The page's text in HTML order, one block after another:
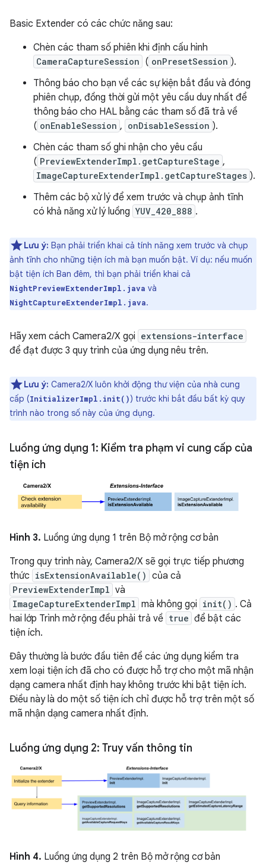
Basic Extender có các chức năng sau:
Chèn các tham số phiên khi định cấu hình
CameraCaptureSession ( onPresetSession ).
Thông báo cho bạn về các sự kiện bắt đầu và đóng
phiên chụp, đồng thời gửi một yêu cầu duy nhất để
thông báo cho HAL bằng các tham số đã trả về
( onEnableSession , onDisableSession ).
Chèn các tham số ghi nhận cho yêu cầu
( PreviewExtenderImpl.getCaptureStage ,
ImageCaptureExtenderImpl.getCaptureStages ).
Thêm các bộ xử lý để xem trước và chụp ảnh tĩnh
có khả năng xử lý luồng YUV_420_888 .
Lưu ý: Bạn phải triển khai cả tính năng xem trước và chụp
ảnh tĩnh cho những tiện ích mà bạn muốn bật. Ví dụ: nếu muốn
bật tiện ích Ban đêm, thì bạn phải triển khai cả
NightPreviewExtenderImpl.java và
NightCaptureExtenderImpl.java.
Hãy xem cách Camera2/X gọi extensions-interface
để đạt được 3 quy trình của ứng dụng nêu trên.
Lưu ý: Camera2/X luôn khởi động thư viện của nhà cung
cấp (InitializerImpl.init()) trước khi bắt đầu bất kỳ quy
trình nào trong số này của ứng dụng.
Luồng ứng dụng 1: Kiểm tra phạm vi cung cấp của
tiện ích
Hình 3. Luồng ứng dụng 1 trên Bộ mở rộng cơ bản
Trong quy trình này, Camera2/X sẽ gọi trực tiếp phương
thức isExtensionAvailable() của cả
PreviewExtenderImpl và
ImageCaptureExtenderImpl mà không gọi init() . Cả
hai lớp Trình mở rộng đều phải trả về true để bật các
tiện ích.
Đây thường là bước đầu tiên để các ứng dụng kiểm tra
xem loại tiện ích đã cho có được hỗ trợ cho một mã nhận
dạng camera nhất định hay không trước khi bật tiện ích.
Điều này là do một số tiện ích chỉ được hỗ trợ trên một số
mã nhận dạng camera nhất định.
Luồng ứng dụng 2: Truy vấn thông tin
Hình 4. Luồng ứng dụng 2 trên Bộ mở rộng cơ bản